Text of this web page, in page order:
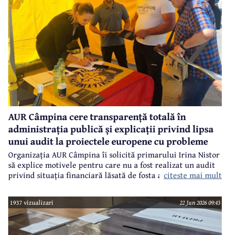
AUR Câmpina cere transparență totală în
administrația publică și explicații privind lipsa
unui audit la proiectele europene cu probleme
Organizația AUR Câmpina îi solicită primarului Irina Nistor
să explice motivele pentru care nu a fost realizat un audit
privind situația financiară lăsată de fosta administrație.
citeste mai mult
1937 vizualizari 22 Jun 2026 09:43